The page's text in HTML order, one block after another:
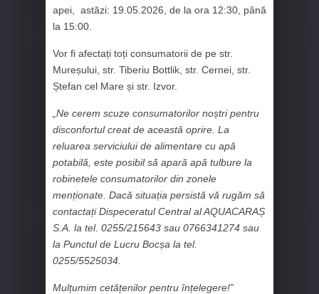
apei, astăzi: 19.05.2026, de la ora 12:30, până
la 15:00.
Vor fi afectați toți consumatorii de pe str.
Mureșului, str. Tiberiu Bottlik, str. Cernei, str.
Ștefan cel Mare și str. Izvor.
„Ne cerem scuze consumatorilor noștri pentru
disconfortul creat de această oprire. La
reluarea serviciului de alimentare cu apă
potabilă, este posibil să apară apă tulbure la
robinetele consumatorilor din zonele
menționate. Dacă situația persistă vă rugăm să
contactați Dispeceratul Central al AQUACARAȘ
S.A. la tel. 0255/215643 sau 0766341274 sau
la Punctul de Lucru Bocșa la tel.
0255/5525034.
Mulțumim cetățenilor pentru înțelegere!”